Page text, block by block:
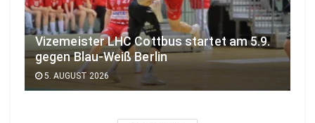
Vizemeister LHC Cottbus startet am 5.9.
gegen Blau-Weiß Berlin
5. AUGUST 2026